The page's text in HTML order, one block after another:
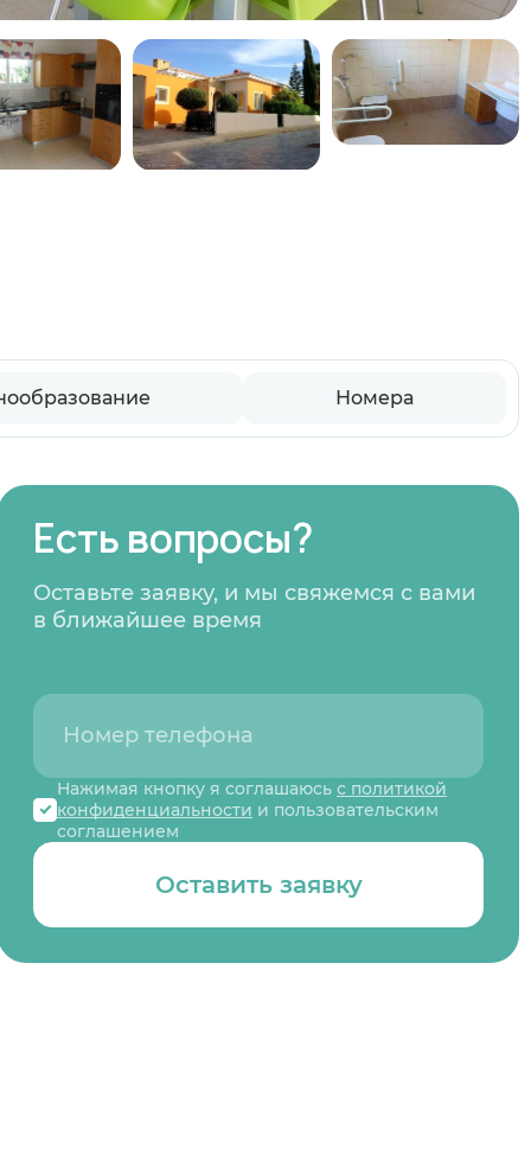
Номера
Есть вопросы?
Оставьте заявку, и мы свяжемся с вами
в ближайшее время
Нажимая кнопку я соглашаюсь с политикой
конфиденциальности и пользовательским
соглашением
Оставить заявку